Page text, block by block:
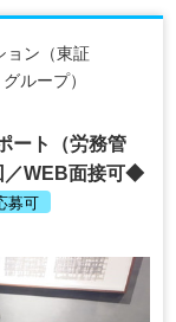
ョン（東証
ループ）
ート（労務管
／WEB面接可◆
募可